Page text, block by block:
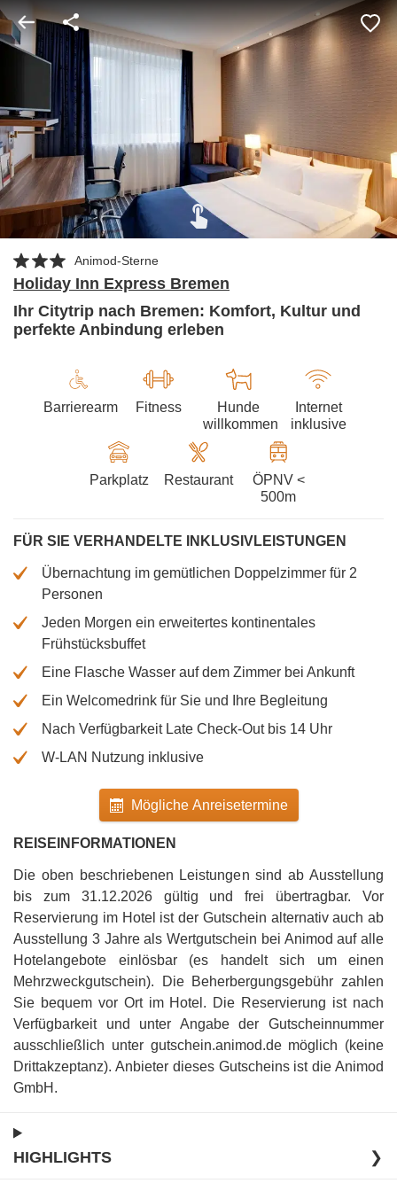
Animod-Sterne
Holiday Inn Express Bremen
Ihr Citytrip nach Bremen: Komfort, Kultur und
perfekte Anbindung erleben
Barrierearm Fitness
Hunde
willkommen
Internet
inklusive
Parkplatz Restaurant
ÖPNV <
500m
FÜR SIE VERHANDELTE INKLUSIVLEISTUNGEN
Übernachtung im gemütlichen Doppelzimmer für 2
Personen
Jeden Morgen ein erweitertes kontinentales
Frühstücksbuffet
Eine Flasche Wasser auf dem Zimmer bei Ankunft
Ein Welcomedrink für Sie und Ihre Begleitung
Nach Verfügbarkeit Late Check-Out bis 14 Uhr
W-LAN Nutzung inklusive
Mögliche Anreisetermine
REISEINFORMATIONEN
Die oben beschriebenen Leistungen sind ab Ausstellung
bis zum 31.12.2026 gültig und frei übertragbar.Vor
Reservierung im Hotel ist der Gutschein alternativ auch ab
Ausstellung 3 Jahre als Wertgutschein bei Animod auf alle
Hotelangebote einlösbar (es handelt sich um einen
Mehrzweckgutschein).
Die Beherbergungsgebühr zahlen
Sie bequem vor Ort im Hotel . Die Reservierung ist nach
Verfügbarkeit und unter Angabe der Gutscheinnummer
ausschließlich unter gutschein.animod.de möglich (keine
Drittakzeptanz). Anbieter dieses Gutscheins ist die Animod
GmbH .
HIGHLIGHTS ❯